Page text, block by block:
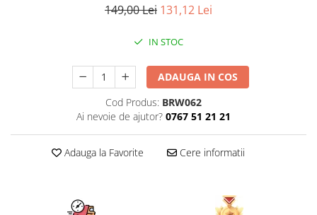
149,00 Lei 131,12 Lei
IN STOC
ADAUGA IN COS
Cod Produs: BRW062
Ai nevoie de ajutor? 0767 51 21 21
Adauga la Favorite Cere informatii